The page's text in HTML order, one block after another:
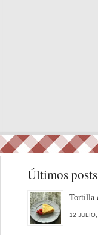
Últimos posts
Tortilla
12